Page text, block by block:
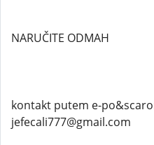
NARUČITE ODMAH
kontakt putem e-
jefecali777@gmail.com